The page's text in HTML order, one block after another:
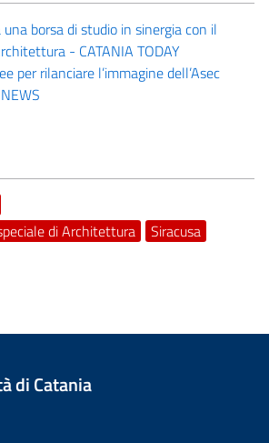
una borsa di studio in sinergia con il
- CATANIA TODAY
per rilanciare l’immagine dell’Asec
di Architettura
Siracusa
di Catania